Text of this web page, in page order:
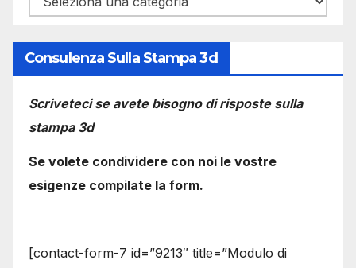
Consulenza Sulla Stampa 3d
Scriveteci se avete bisogno di risposte sulla
stampa 3d
Se volete condividere con noi le vostre
esigenze compilate la form.
[contact-form-7 id=”9213″ title=”Modulo di